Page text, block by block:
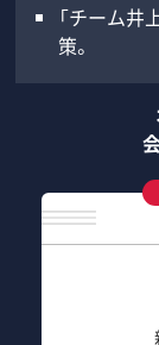
「チーム
策。